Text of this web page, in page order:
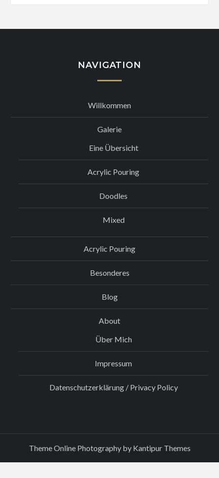
NAVIGATION
Willkommen
Galerie
Eine Übersicht
Acrylic Pouring
Doodles
Mixed
Acrylic Pouring
Besonderes
Blog
About
Über Mich
Impressum
Datenschutzerklärung / Privacy Policy
Theme Online Photography by Kantipur Themes